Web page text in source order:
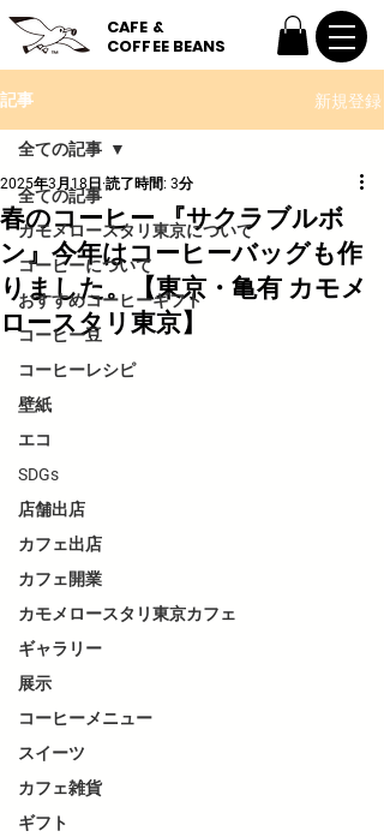
CAFE &
COFFEE BEANS
記事 新規登録
全ての記事
カモメロースタリ東京について
コーヒーについて
おすすめコーヒーギフト
コーヒー豆
コーヒーレシピ
壁紙
エコ
SDGs
店舗出店
カフェ出店
カフェ開業
カモメロースタリ東京カフェ
ギャラリー
展示
コーヒーメニュー
スイーツ
カフェ雑貨
ギフト
全ての記事
春のコーヒー 『サクラブルボ
ン』今年はコーヒーバッグも作
りました。【東京・亀有 カモメ
ロースタリ東京】
2025年3月18日 読了時間: 3分